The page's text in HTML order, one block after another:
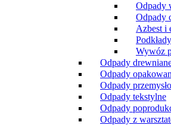
Odpady
Odpady
Azbest i
Wywóz
Odpady
Odpady
Odpady
Odpady tekstylne
Odpady
Odpady z